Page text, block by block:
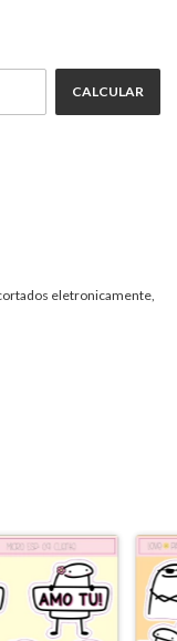
CALCULAR
eletronicamente,